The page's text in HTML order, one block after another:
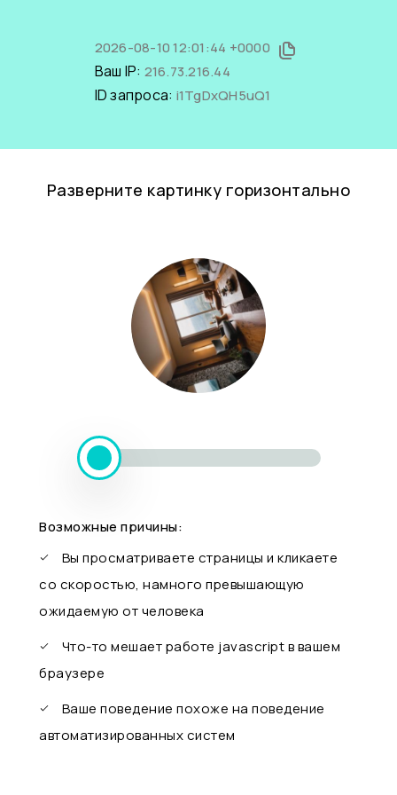
2026-08-10 12:01:44 +0000
Ваш IP: 216.73.216.44
ID запроса: i1TgDxQH5uQ1
Разверните картинку горизонтально
Возможные причины:
Вы просматриваете страницы и кликаете
со скоростью, намного превышающую
ожидаемую от человека
Что-то мешает работе javascript в вашем
браузере
Ваше поведение похоже на поведение
автоматизированных систем